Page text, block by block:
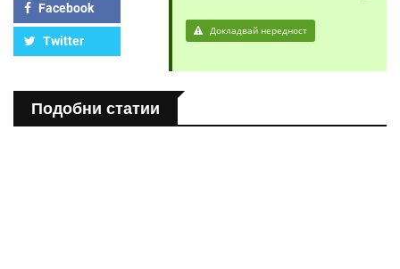
Facebook
Twitter
Докладвай нередност
Подобни статии